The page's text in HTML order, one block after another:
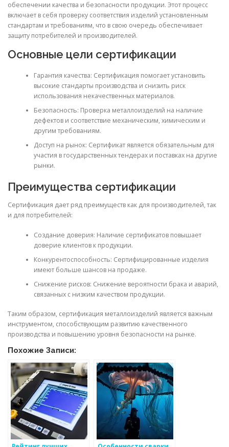
обеспечении качества и безопасности продукции. Этот процесс
включает в себя проверку соответствия изделий установленным
стандартам и требованиям, что в свою очередь обеспечивает
защиту потребителей и производителей.
Основные цели сертификации
Гарантия качества: Сертификация помогает установить
высокие стандарты производства и снизить риск
использования некачественных материалов.
Безопасность: Проверка металлоизделий на наличие
дефектов и соответствие механическим, химическим и
другим требованиям.
Доступ на рынок: Сертификат является обязательным для
участия в государственных тендерах и поставках на другие
рынки.
Преимущества сертификации
Сертификация дает ряд преимуществ как для производителей, так
и для потребителей:
Создание доверия: Наличие сертификатов повышает
доверие клиентов к продукции.
Конкурентоспособность: Сертифицированные изделия
имеют больше шансов на продаже.
Снижение рисков: Снижение вероятности брака и аварий,
связанных с низким качеством продукции.
Таким образом, сертификация металлоизделий является важным
инструментом, способствующим развитию качественного
производства и повышению уровня безопасности на рынке.
Похожие Записи: